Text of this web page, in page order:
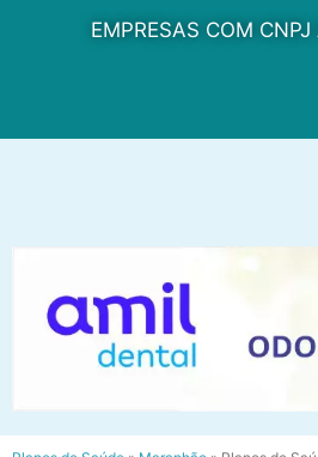
EMPRESAS COM